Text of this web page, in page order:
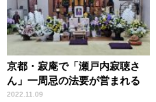
京都・寂庵で「瀬戸内寂聴さ
ん」一周忌の法要が営まれる
2022.11.09